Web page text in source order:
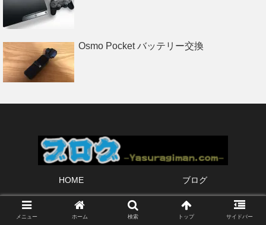
Osmo Pocket バッテリー交換
HOME ブログ
© 2018 ブログ.
メニュー ホーム 検索 トップ サイドバー